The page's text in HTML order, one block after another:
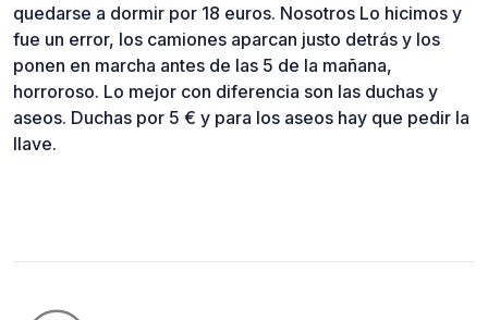
quedarse a dormir por 18 euros. Nosotros Lo hicimos y
fue un error, los camiones aparcan justo detrás y los
ponen en marcha antes de las 5 de la mañana,
horroroso. Lo mejor con diferencia son las duchas y
aseos. Duchas por 5 € y para los aseos hay que pedir la
llave.